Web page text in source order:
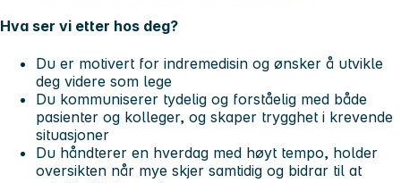
Hva ser vi etter hos deg?
Du er motivert for indremedisin og ønsker å utvikle
deg videre som lege
Du kommuniserer tydelig og forståelig med både
pasienter og kolleger, og skaper trygghet i krevende
situasjoner
Du håndterer en hverdag med høyt tempo, holder
oversikten når mye skjer samtidig og bidrar til at